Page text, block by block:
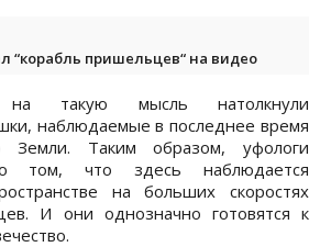
“корабль пришельцев“ на видео
на такую мысль натолкнули
наблюдаемые в последнее время
Земли. Таким образом, уфологи
том, что здесь наблюдается
на больших скоростях
И они однозначно готовятся к